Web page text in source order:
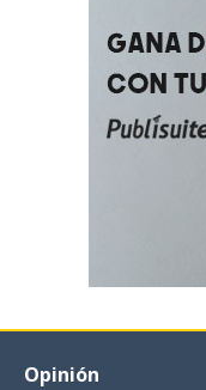
Opinión